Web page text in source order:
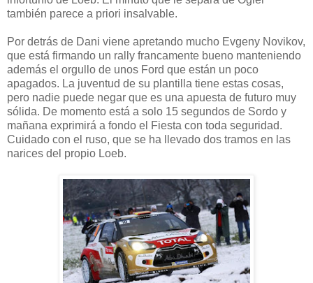
también parece a priori insalvable.
Por detrás de Dani viene apretando mucho Evgeny Novikov,
que está firmando un rally francamente bueno manteniendo
además el orgullo de unos Ford que están un poco
apagados. La juventud de su plantilla tiene estas cosas,
pero nadie puede negar que es una apuesta de futuro muy
sólida. De momento está a solo 15 segundos de Sordo y
mañana exprimirá a fondo el Fiesta con toda seguridad.
Cuidado con el ruso, que se ha llevado dos tramos en las
narices del propio Loeb.